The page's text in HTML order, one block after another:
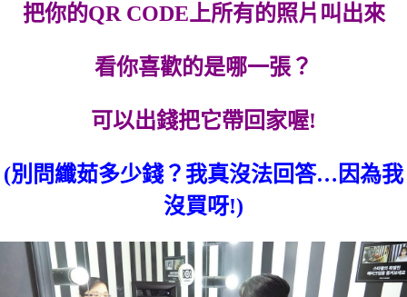
把你的QR CODE上所有的照片叫出來
看你喜歡的是哪一張？
可以出錢把它帶回家喔!
(別問纖茹多少錢？我真沒法回答…因為我
沒買呀!)